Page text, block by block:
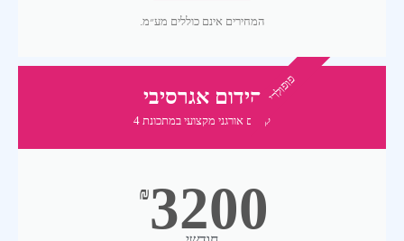
המחירים אינם כוללים מע״מ.
פופולרי קידום אגרסיבי
קידום אורגני מקצועי במתכונת 4
₪3200